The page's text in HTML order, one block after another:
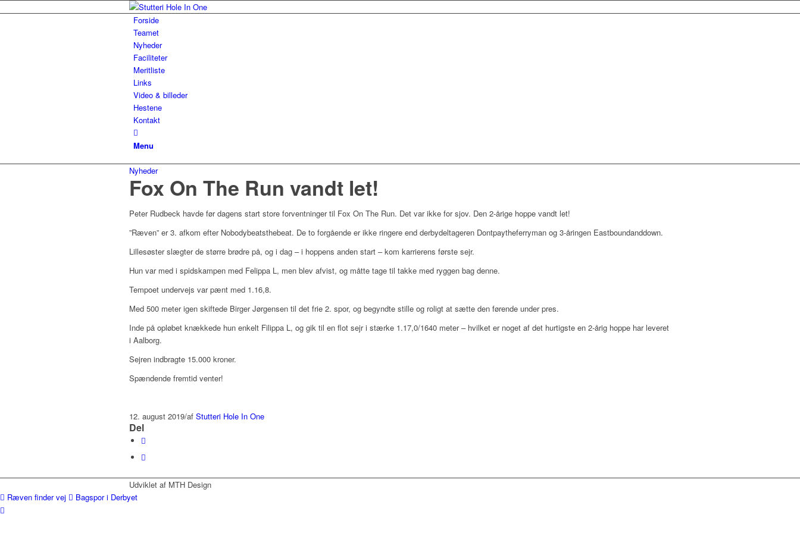
Forside
Teamet
Nyheder
Faciliteter
Meritliste
Links
Video & billeder
Hestene
Kontakt
Menu
Nyheder
Fox On The Run vandt let!
Peter Rudbeck havde før dagens start store forventninger til Fox On The Run. Det var ikke for sjov. Den 2-årige hoppe vandt let!
”Ræven” er 3. afkom efter Nobodybeatsthebeat. De to forgående er ikke ringere end derbydeltageren Dontpaytheferryman og 3-åringen Eastboundanddown.
Lillesøster slægter de større brødre på, og i dag – i hoppens anden start – kom karrierens første sejr.
Hun var med i spidskampen med Felippa L, men blev afvist, og måtte tage til takke med ryggen bag denne.
Tempoet undervejs var pænt med 1.16,8.
Med 500 meter igen skiftede Birger Jørgensen til det frie 2. spor, og begyndte stille og roligt at sætte den førende under pres.
Inde på opløbet knækkede hun enkelt Filippa L, og gik til en flot sejr i stærke 1.17,0/1640 meter – hvilket er noget af det hurtigste en 2-årig hoppe har leveret
i Aalborg.
Sejren indbragte 15.000 kroner.
Spændende fremtid venter!
12. august 2019/af Stutteri Hole In One
Del
Udviklet af MTH Design
Ræven finder vej
Bagspor i Derbyet